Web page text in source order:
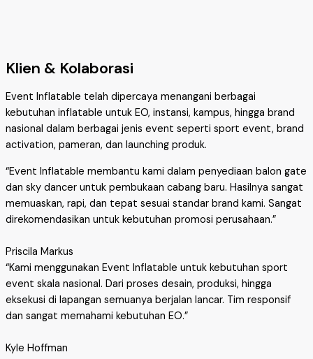
Klien & Kolaborasi
Event Inflatable telah dipercaya menangani berbagai
kebutuhan inflatable untuk EO, instansi, kampus, hingga brand
nasional dalam berbagai jenis event seperti sport event, brand
activation, pameran, dan launching produk.
“Event Inflatable membantu kami dalam penyediaan balon gate
dan sky dancer untuk pembukaan cabang baru. Hasilnya sangat
memuaskan, rapi, dan tepat sesuai standar brand kami. Sangat
direkomendasikan untuk kebutuhan promosi perusahaan.”
Priscila Markus
“Kami menggunakan Event Inflatable untuk kebutuhan sport
event skala nasional. Dari proses desain, produksi, hingga
eksekusi di lapangan semuanya berjalan lancar. Tim responsif
dan sangat memahami kebutuhan EO.”
Kyle Hoffman